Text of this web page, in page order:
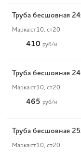
Труба бесшовная
Марка:ст10, ст20
410 руб/м
Труба бесшовная
Марка:ст10, ст20
465 руб/м
Труба бесшовная
Марка:ст10, ст20